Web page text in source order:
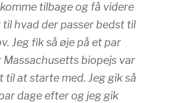
tilbage og få videre
til hvad der passer bedst til
Jeg fik så øje på et par
Massachusetts biopejs var
til at starte med. Jeg gik så
dage efter og jeg gik